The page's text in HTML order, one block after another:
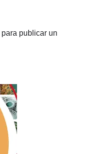
para publicar un